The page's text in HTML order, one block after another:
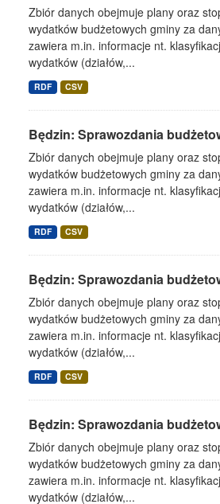
Zbiór danych obejmuje plany oraz
wydatków budżetowych gminy za
zawiera m.in. informacje nt.
wydatków (działów,...
RDF CSV
Będzin: Sprawozdania
Zbiór danych obejmuje plany oraz
wydatków budżetowych gminy za
zawiera m.in. informacje nt.
wydatków (działów,...
RDF CSV
Będzin: Sprawozdania
Zbiór danych obejmuje plany oraz
wydatków budżetowych gminy za
zawiera m.in. informacje nt.
wydatków (działów,...
RDF CSV
Będzin: Sprawozdania
Zbiór danych obejmuje plany oraz
wydatków budżetowych gminy za
zawiera m.in. informacje nt.
wydatków (działów,...